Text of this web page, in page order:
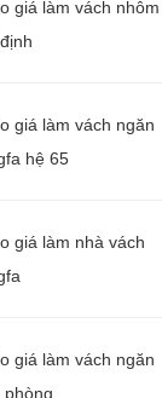
giá làm vách nhôm
giá làm vách ngăn
hệ 65
giá làm nhà vách
giá làm vách ngăn
phòng